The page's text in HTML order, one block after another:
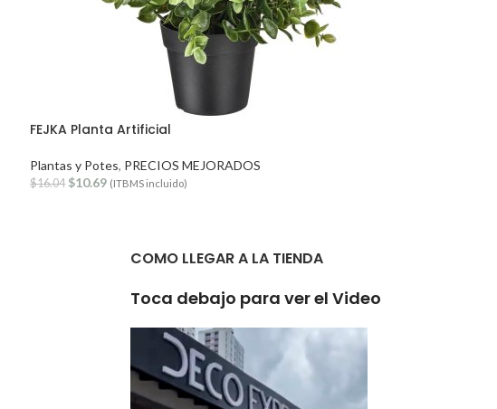
FEJKA Planta Artificial
Plantas y Potes, PRECIOS MEJORADOS
$16.04 $10.69 (ITBMS incluido)
COMO LLEGAR A LA TIENDA
Toca debajo para ver el Video